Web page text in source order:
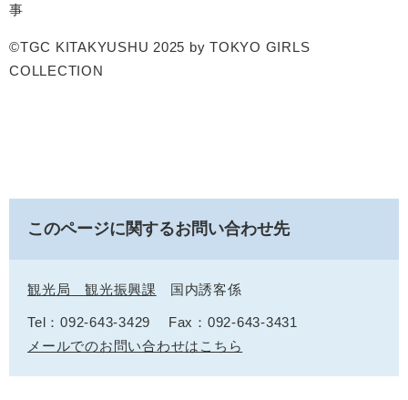
事​
©TGC KITAKYUSHU 2025 by TOKYO GIRLS
COLLECTION
このページに関するお問い合わせ先
観光局 観光振興課 国内誘客係
Tel：092-643-3429
Fax：092-643-3431
メールでのお問い合わせはこちら